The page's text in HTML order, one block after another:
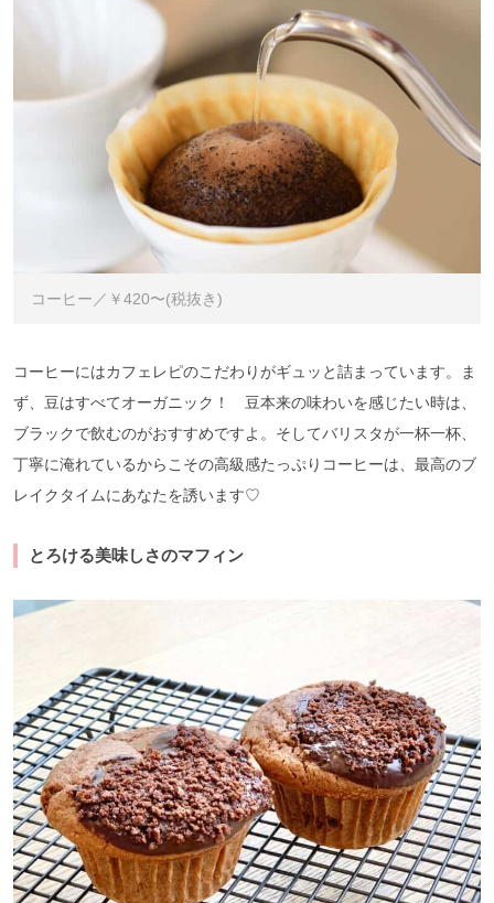
コーヒー／￥420〜(税抜き)
コーヒーにはカフェレピのこだわりがギュッと詰まっています。ま
ず、豆はすべてオーガニック！ 豆本来の味わいを感じたい時は、
ブラックで飲むのがおすすめですよ。そしてバリスタが一杯一杯、
丁寧に淹れているからこその高級感たっぷりコーヒーは、最高のブ
レイクタイムにあなたを誘います♡
とろける美味しさのマフィン